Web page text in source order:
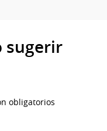
sugerir
obligatorios